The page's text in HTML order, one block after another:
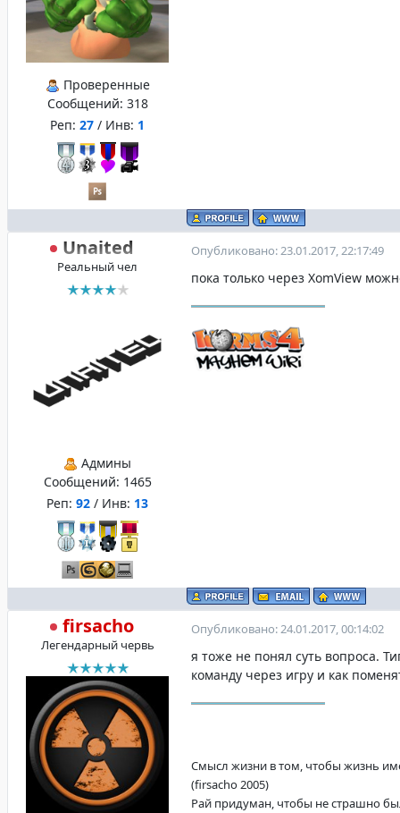
Проверенные
Сообщений: 318
Реп: 27 / Инв: 1
Unaited
Реальный чел
Админы
Сообщений: 1465
Реп: 92 / Инв: 13
Опубликовано: 23.01.2017, 22:17:49
пока только через XomView
firsacho
Легендарный червь
Опубликовано: 24.01.2017, 00:14:02
я тоже не понял суть вопроса.
команду через игру и как
Смысл жизни в том, чтобы жизнь
(firsacho 2005)
Рай придуман, чтобы не страшно